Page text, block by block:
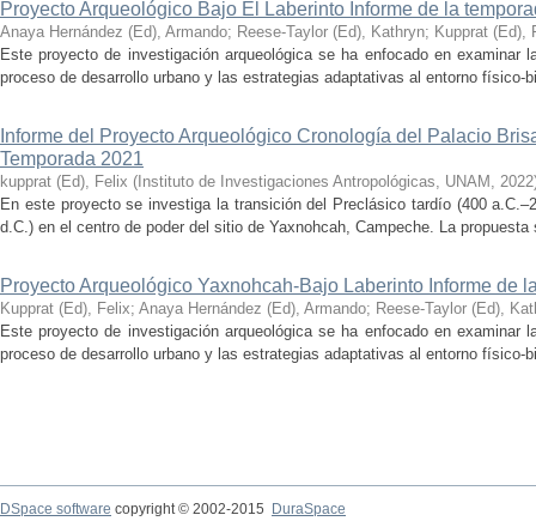
Proyecto Arqueológico Bajo El Laberinto Informe de la
Anaya Hernández (Ed), Armando; Reese-Taylor (Ed), Kathryn; Kupprat (Ed),
Este proyecto de investigación arqueológica se ha enfocado en examinar
proceso de desarrollo urbano y las estrategias adaptativas al entorno físico-
Informe del Proyecto Arqueológico Cronología del Palacio
Temporada 2021
kupprat (Ed), Felix ( Instituto de Investigaciones Antropológicas, UNAM , 2022
En este proyecto se investiga la transición del Preclásico tardío (400
d.C.) en el centro de poder del sitio de Yaxnohcah, Campeche. La
Proyecto Arqueológico Yaxnohcah-Bajo Laberinto Informe de
Kupprat (Ed), Felix; Anaya Hernández (Ed), Armando; Reese-Taylor (Ed),
Este proyecto de investigación arqueológica se ha enfocado en examinar
proceso de desarrollo urbano y las estrategias adaptativas al entorno físico-
DSpace software copyright © 2002-2015
DuraSpace